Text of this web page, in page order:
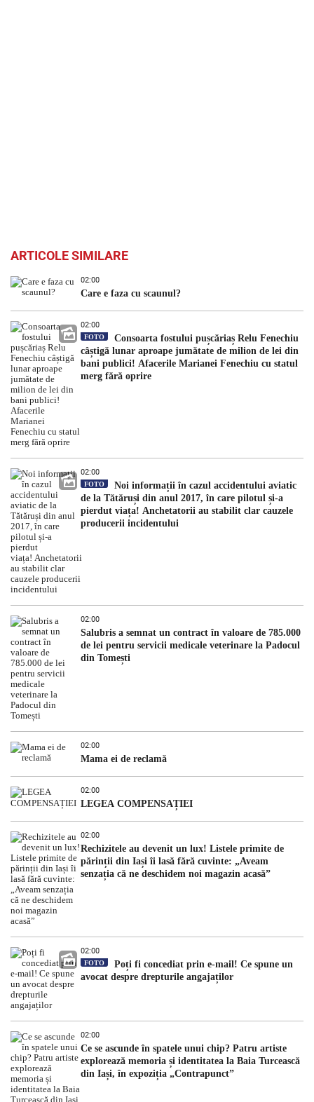
ARTICOLE SIMILARE
02:00
Care e faza cu scaunul?
02:00
FOTO
Consoarta fostului pușcăriaș Relu Fenechiu
câștigă lunar aproape jumătate de milion de lei din
bani publici! Afacerile Marianei Fenechiu cu statul
merg fără oprire
02:00
FOTO
Noi informații în cazul accidentului aviatic
de la Tătăruși din anul 2017, în care pilotul și-a
pierdut viața! Anchetatorii au stabilit clar cauzele
producerii incidentului
02:00
Salubris a semnat un contract în valoare de 785.000
de lei pentru servicii medicale veterinare la Padocul
din Tomești
02:00
Mama ei de reclamă
02:00
LEGEA COMPENSAȚIEI
02:00
Rechizitele au devenit un lux! Listele primite de
părinții din Iași îi lasă fără cuvinte: „Aveam
senzația că ne deschidem noi magazin acasă”
02:00
FOTO
Poți fi concediat prin e-mail! Ce spune un
avocat despre drepturile angajaților
02:00
Ce se ascunde în spatele unui chip? Patru artiste
explorează memoria și identitatea la Baia Turcească
din Iași, în expoziția „Contrapunct”